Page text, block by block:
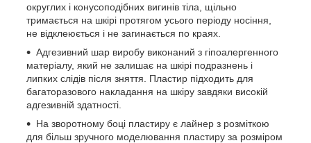
округлих і конусоподібних вигинів тіла, щільно
тримається на шкірі протягом усього періоду носіння,
не відклеюється і не загинається по краях.
Адгезивний шар виробу виконаний з гіпоалергенного
матеріалу, який не залишає на шкірі подразнень і
липких слідів після зняття. Пластир підходить для
багаторазового накладання на шкіру завдяки високій
адгезивній здатності.
На зворотному боці пластиру є лайнер з розміткою
для більш зручного моделювання пластиру за розміром